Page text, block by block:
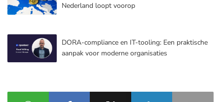
Nederland loopt voorop
DORA-compliance en IT-tooling: Een praktische
aanpak voor moderne organisaties